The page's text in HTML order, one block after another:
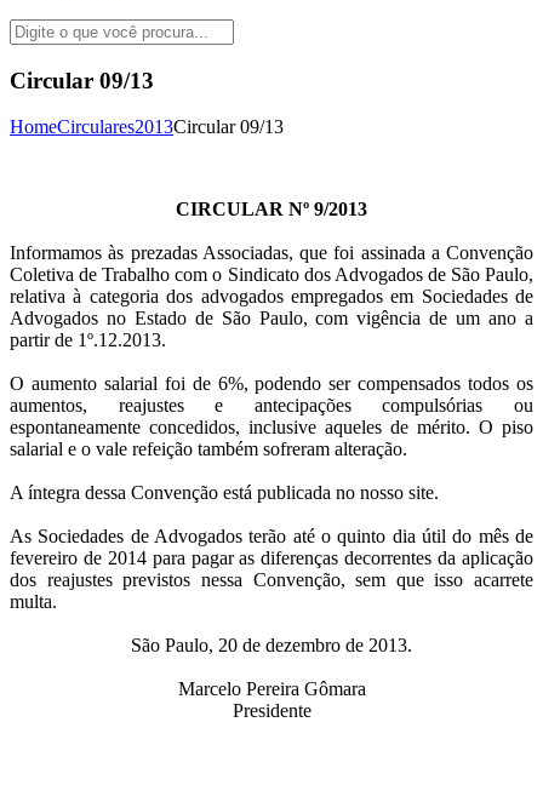
Circular 09/13
HomeCirculares2013Circular 09/13
CIRCULAR Nº 9/2013
Informamos às prezadas Associadas, que foi assinada a Convenção
Coletiva de Trabalho com o Sindicato dos Advogados de São Paulo,
relativa à categoria dos advogados empregados em Sociedades de
Advogados no Estado de São Paulo, com vigência de um ano a
partir de 1º.12.2013.
O aumento salarial foi de 6%, podendo ser compensados todos os
aumentos, reajustes e antecipações compulsórias ou
espontaneamente concedidos, inclusive aqueles de mérito. O piso
salarial e o vale refeição também sofreram alteração.
A íntegra dessa Convenção está publicada no nosso site.
As Sociedades de Advogados terão até o quinto dia útil do mês de
fevereiro de 2014 para pagar as diferenças decorrentes da aplicação
dos reajustes previstos nessa Convenção, sem que isso acarrete
multa.
São Paulo, 20 de dezembro de 2013.
Marcelo Pereira Gômara
Presidente